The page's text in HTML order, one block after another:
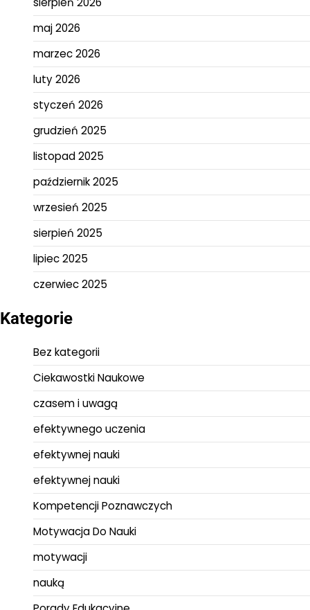
maj 2026
marzec 2026
luty 2026
styczeń 2026
grudzień 2025
listopad 2025
październik 2025
wrzesień 2025
sierpień 2025
lipiec 2025
czerwiec 2025
Kategorie
Bez kategorii
Ciekawostki Naukowe
czasem i uwagą
efektywnego uczenia
efektywnej nauki
efektywnej nauki
Kompetencji Poznawczych
Motywacja Do Nauki
motywacji
nauką